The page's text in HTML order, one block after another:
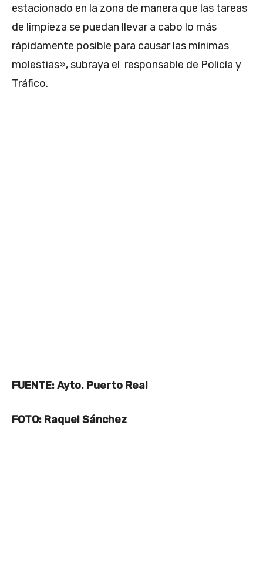
estacionado en la zona de manera que las tareas
de limpieza se puedan llevar a cabo lo más
rápidamente posible para causar las mínimas
molestias», subraya el responsable de Policía y
Tráfico.
FUENTE: Ayto. Puerto Real
FOTO: Raquel Sánchez